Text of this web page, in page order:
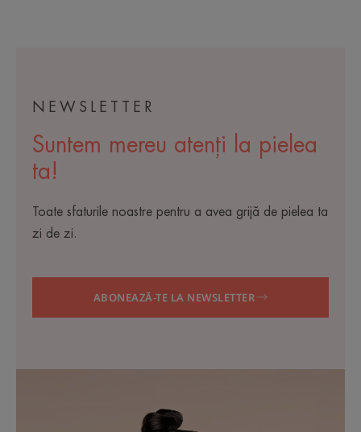
NEWSLETTER
Suntem mereu atenți la pielea
ta!
Toate sfaturile noastre pentru a avea grijă de pielea ta
zi de zi.
ABONEAZĂ-TE LA NEWSLETTER